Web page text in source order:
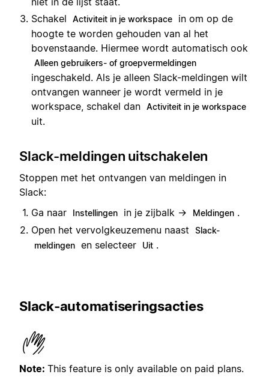
Schakel
Activiteit in je workspace
in om op de
hoogte te worden gehouden van al het
bovenstaande. Hiermee wordt automatisch ook
Alleen gebruikers- of groepvermeldingen
ingeschakeld. Als je alleen Slack-meldingen wilt
ontvangen wanneer je wordt vermeld in je
workspace, schakel dan Activiteit in je workspace
uit.
Slack-meldingen uitschakelen
Stoppen met het ontvangen van meldingen in
Slack:
Ga naar
Instellingen in je zijbalk → Meldingen .
Open het vervolgkeuzemenu naast
Slack-
meldingen en selecteer Uit .
Slack-automatiseringsacties
Note: This feature is only available on paid plans.